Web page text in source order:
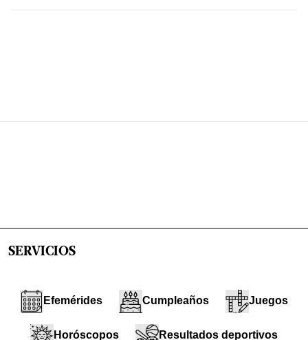
SERVICIOS
Efemérides Cumpleaños Juegos
Horóscopos Resultados deportivos